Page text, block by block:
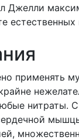
Джелли
применять
нитраты.